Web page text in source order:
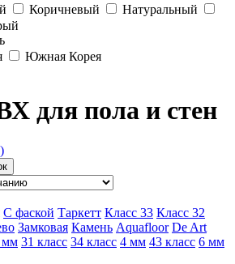
Коричневый
Натуральный
Южная Корея
для пола и стен
С фаской Таркетт Класс 33 Класс 32
Замковая Камень Aquafloor De Art
мм 31 класс 34 класс 4 мм 43 класс 6 мм